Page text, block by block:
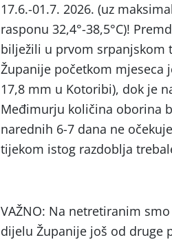
17.6.-01.7. 2026. (uz
rasponu 32,4°-38,5°C)!
bilježili u prvom
Županije početkom mjeseca
17,8 mm u Kotoribi), dok je
Međimurju količina oborina
narednih 6-7 dana ne
tijekom istog razdoblja
VAŽNO: Na netretiranim
dijelu Županije još od druge